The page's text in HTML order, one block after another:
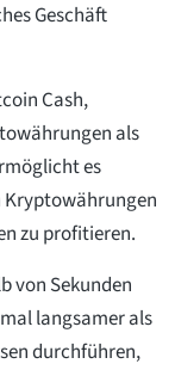
Geschäft
Cash,
als
es
Kryptowährungen
zu profitieren.
von Sekunden
langsamer als
durchführen,